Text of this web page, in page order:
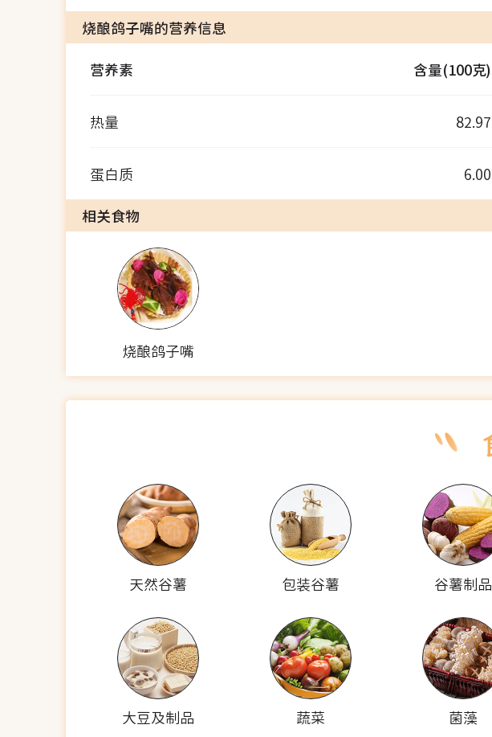
烧酿鸽子嘴的营养信息
营养素
含量(100克)
热量 82.97
蛋白质 6.00
相关食物
烧酿鸽子嘴
天然谷薯 包装谷薯 谷薯制品
大豆及制品 蔬菜 菌藻